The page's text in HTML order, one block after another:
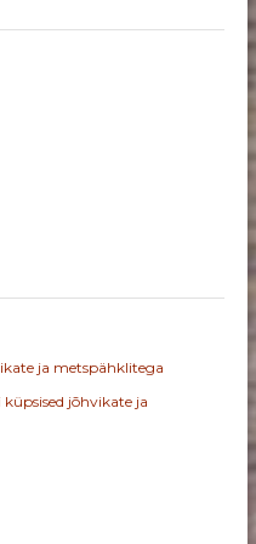
ja metspähklitega
küpsised jõhvikate ja